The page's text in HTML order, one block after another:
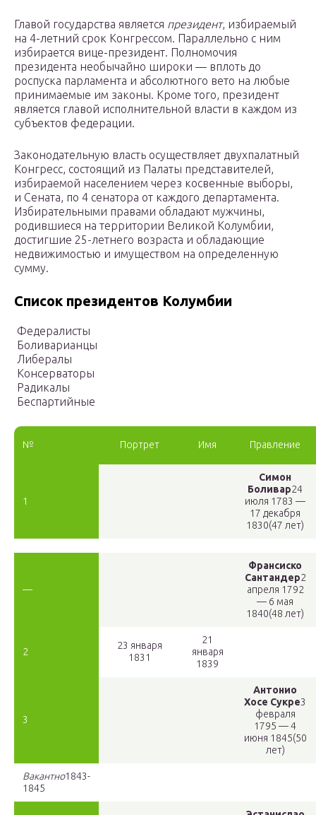
Главой государства является президент, избираемый
на 4-летний срок Конгрессом. Параллельно с ним
избирается вице-президент. Полномочия
президента необычайно широки — вплоть до
роспуска парламента и абсолютного вето на любые
принимаемые им законы. Кроме того, президент
является главой исполнительной власти в каждом из
субъектов федерации.
Законодательную власть осуществляет двухпалатный
Конгресс, состоящий из Палаты представителей,
избираемой населением через косвенные выборы,
и Сената, по 4 сенатора от каждого департамента.
Избирательными правами обладают мужчины,
родившиеся на территории Великой Колумбии,
достигшие 25-летнего возраста и обладающие
недвижимостью и имуществом на определенную
сумму.
Список президентов Колумбии
Федералисты
Боливарианцы
Либералы
Консерваторы
Радикалы
Беспартийные
№ Портрет Имя Правление
1
Симон
Боливар24
июля 1783 —
17 декабря
1830(47 лет)
—
Франсиско
Сантандер2
апреля 1792
— 6 мая
1840(48 лет)
2
23 января
1831
21
января
1839
3
Антонио
Хосе Сукре3
февраля
1795 — 4
июня 1845(50
лет)
Вакантно1843-
1845